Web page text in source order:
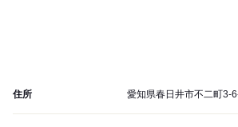
住所 愛知県春日井市不二町3-